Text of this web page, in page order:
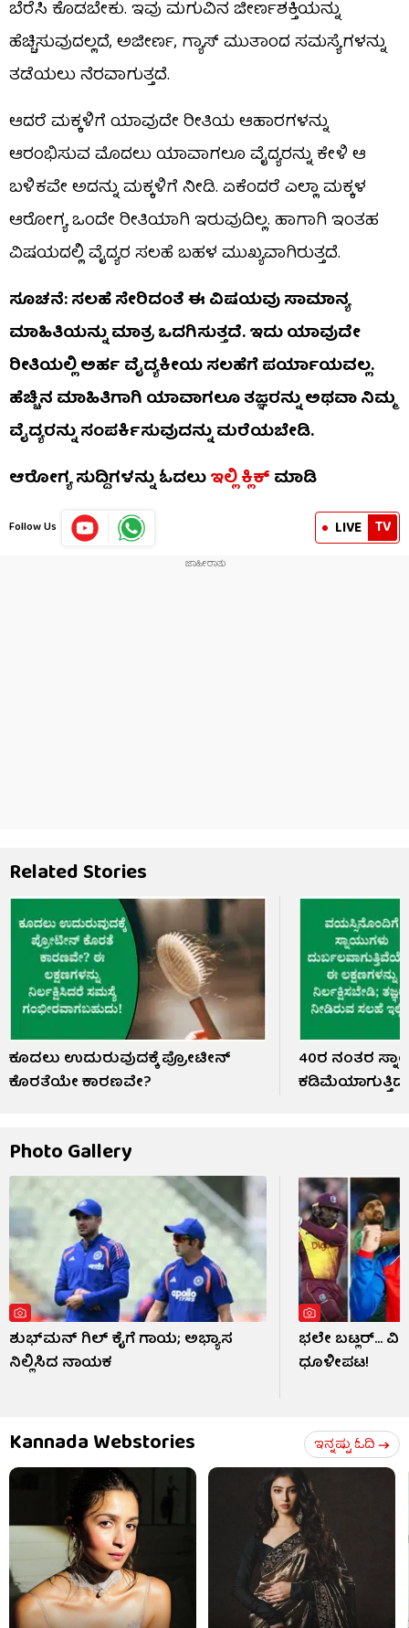
ಬೆರೆಸಿ ಕೊಡಬೇಕು. ಇವು ಮಗುವಿನ ಜೀರ್ಣಶಕ್ತಿಯನ್ನು
ಹೆಚ್ಚಿಸುವುದಲ್ಲದೆ, ಅಜೀರ್ಣ, ಗ್ಯಾಸ್ ಮುತಾಂದ ಸಮಸ್ಯೆಗಳನ್ನು
ತಡೆಯಲು ನೆರವಾಗುತ್ತದೆ.
ಆದರೆ ಮಕ್ಕಳಿಗೆ ಯಾವುದೇ ರೀತಿಯ ಆಹಾರಗಳನ್ನು
ಆರಂಭಿಸುವ ಮೊದಲು ಯಾವಾಗಲೂ ವೈದ್ಯರನ್ನು ಕೇಳಿ ಆ
ಬಳಿಕವೇ ಅದನ್ನು ಮಕ್ಕಳಿಗೆ ನೀಡಿ. ಏಕೆಂದರೆ ಎಲ್ಲಾ ಮಕ್ಕಳ
ಆರೋಗ್ಯ ಒಂದೇ ರೀತಿಯಾಗಿ ಇರುವುದಿಲ್ಲ. ಹಾಗಾಗಿ ಇಂತಹ
ವಿಷಯದಲ್ಲಿ ವೈದ್ಯರ ಸಲಹೆ ಬಹಳ ಮುಖ್ಯವಾಗಿರುತ್ತದೆ.
ಸೂಚನೆ: ಸಲಹೆ ಸೇರಿದಂತೆ ಈ ವಿಷಯವು ಸಾಮಾನ್ಯ
ಮಾಹಿತಿಯನ್ನು ಮಾತ್ರ ಒದಗಿಸುತ್ತದೆ. ಇದು ಯಾವುದೇ
ರೀತಿಯಲ್ಲಿ ಅರ್ಹ ವೈದ್ಯಕೀಯ ಸಲಹೆಗೆ ಪರ್ಯಾಯವಲ್ಲ.
ಹೆಚ್ಚಿನ ಮಾಹಿತಿಗಾಗಿ ಯಾವಾಗಲೂ ತಜ್ಞರನ್ನು ಅಥವಾ ನಿಮ್ಮ
ವೈದ್ಯರನ್ನು ಸಂಪರ್ಕಿಸುವುದನ್ನು ಮರೆಯಬೇಡಿ.
ಆರೋಗ್ಯ ಸುದ್ದಿಗಳನ್ನು ಓದಲುಇಲ್ಲಿ ಕ್ಲಿಕ್ಮಾಡಿ
Follow Us LIVE TV
Related Stories
ಕೂದಲು ಉದುರುವುದಕ್ಕೆ ಪ್ರೋಟೀನ್
ಕೊರತೆಯೇ ಕಾರಣವೇ?
40ರ ನಂತರ
Photo Gallery
ಶುಭ್​ಮನ್ ಗಿಲ್ ಕೈಗೆ ಗಾಯ; ಅಭ್ಯಾಸ
ನಿಲ್ಲಿಸಿದ ನಾಯಕ
ಭಲೇ ಬಟ್ಲರ್...
ಧೂಳೀಪಟ!
Kannada Webstories ಇನ್ನಷ್ಟು ಓದಿ